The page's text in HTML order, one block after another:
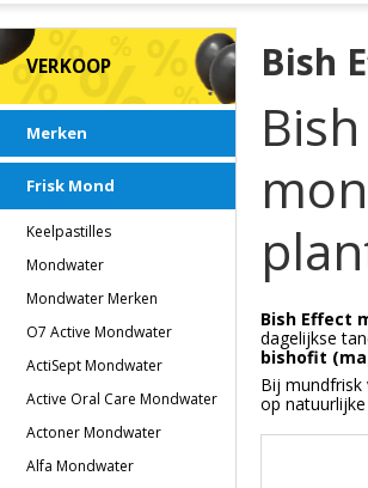
VERKOOP
Merken
Frisk Mond
Keelpastilles
Mondwater
Mondwater Merken
O7 Active Mondwater
ActiSept Mondwater
Active Oral Care Mondwater
Actoner Mondwater
Alfa Mondwater
Bish
Bish Effect
dagelijkse
bishofit
Bij mundfrisk
op